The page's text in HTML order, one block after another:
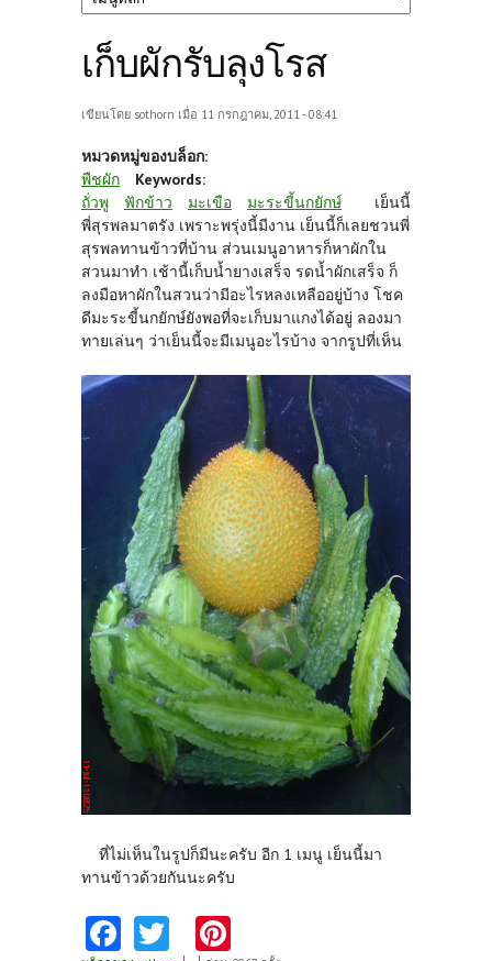
เก็บผักรับลุงโรส
เขียนโดย sothorn เมื่อ 11 กรกฎาคม, 2011 - 08:41
หมวดหมู่ของบล็อก:
พืชผัก
Keywords:
ถั่วพู
ฟักข้าว มะเขือ มะระขี้นกยักษ์
เย็นนี้
พี่สุรพลมาตรัง เพราะพรุ่งนี้มีงาน เย็นนี้ก็เลยชวนพี่
สุรพลทานข้าวที่บ้าน ส่วนเมนูอาหารก็หาผักใน
สวนมาทำ เช้านี้เก็บน้ำยางเสร็จ รดน้ำผักเสร็จ ก็
ลงมือหาผักในสวนว่ามีอะไรหลงเหลืออยู่บ้าง โชค
ดีมะระขี้นกยักษ์ยังพอที่จะเก็บมาแกงได้อยู่ ลองมา
ทายเล่นๆ ว่าเย็นนี้จะมีเมนูอะไรบ้าง จากรูปที่เห็น
ที่ไม่เห็นในรูปก็มีนะครับ อีก 1 เมนู เย็นนี้มา
ทานข้าวด้วยกันนะครับ
Fa